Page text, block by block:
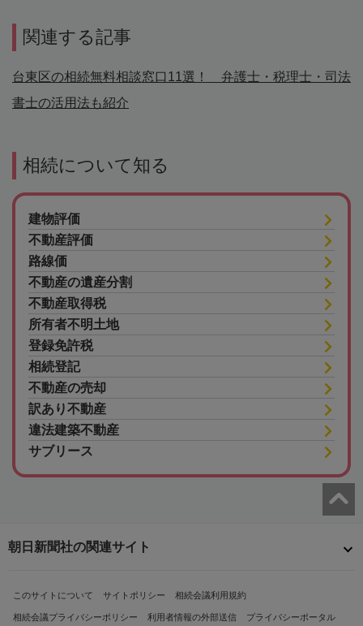
関連する記事
台東区の相続無料相談窓口11選！ 弁護士・税理士・司法
書士の活用法も紹介
相続について知る
建物評価
不動産評価
路線価
不動産の遺産分割
不動産取得税
所有者不明土地
登録免許税
相続登記
不動産の売却
訳あり不動産
違法建築不動産
サブリース
朝日新聞社の関連サイト
このサイトについて サイトポリシー 相続会議利用規約
相続会議プライバシーポリシー 利用者情報の外部送信 プライバシーポータル